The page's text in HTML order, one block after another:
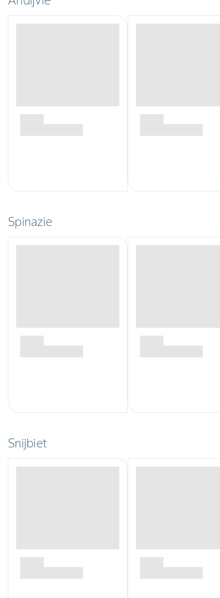
Spinazie
Snijbiet